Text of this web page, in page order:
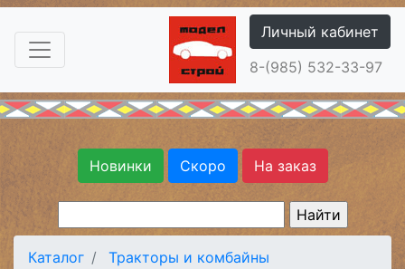
Личный кабинет
8-(985) 532-33-97
Новинки Скоро На заказ
Каталог
Тракторы и комбайны